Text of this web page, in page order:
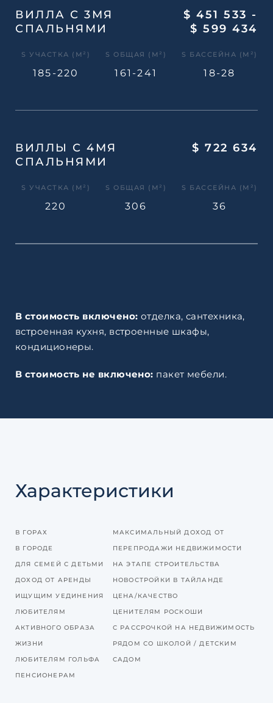
ВИЛЛА С 3МЯ
СПАЛЬНЯМИ
S УЧАСТКА (М²)
185-220
S ОБЩАЯ (М²)
161-241
S БАССЕЙНА (М²)
18-28
$ 451 533 -
$ 599 434
ВИЛЛЫ С 4МЯ
СПАЛЬНЯМИ
S УЧАСТКА (М²)
220
S ОБЩАЯ (М²)
306
S БАССЕЙНА (М²)
36
$ 722 634
В стоимость включено: отделка, сантехника,
встроенная кухня, встроенные шкафы,
кондиционеры.
В стоимость не включено: пакет мебели.
Характеристики
В ГОРАХ
В ГОРОДЕ
ДЛЯ СЕМЕЙ С ДЕТЬМИ
ДОХОД ОТ АРЕНДЫ
ИЩУЩИМ УЕДИНЕНИЯ
ЛЮБИТЕЛЯМ
АКТИВНОГО ОБРАЗА
ЖИЗНИ
ЛЮБИТЕЛЯМ ГОЛЬФА
ПЕНСИОНЕРАМ
МАКСИМАЛЬНЫЙ ДОХОД ОТ
ПЕРЕПРОДАЖИ НЕДВИЖИМОСТИ
НА ЭТАПЕ СТРОИТЕЛЬСТВА
НОВОСТРОЙКИ В ТАЙЛАНДЕ
ЦЕНА/КАЧЕСТВО
ЦЕНИТЕЛЯМ РОСКОШИ
С РАССРОЧКОЙ НА НЕДВИЖИМОСТЬ
РЯДОМ СО ШКОЛОЙ / ДЕТСКИМ
САДОМ